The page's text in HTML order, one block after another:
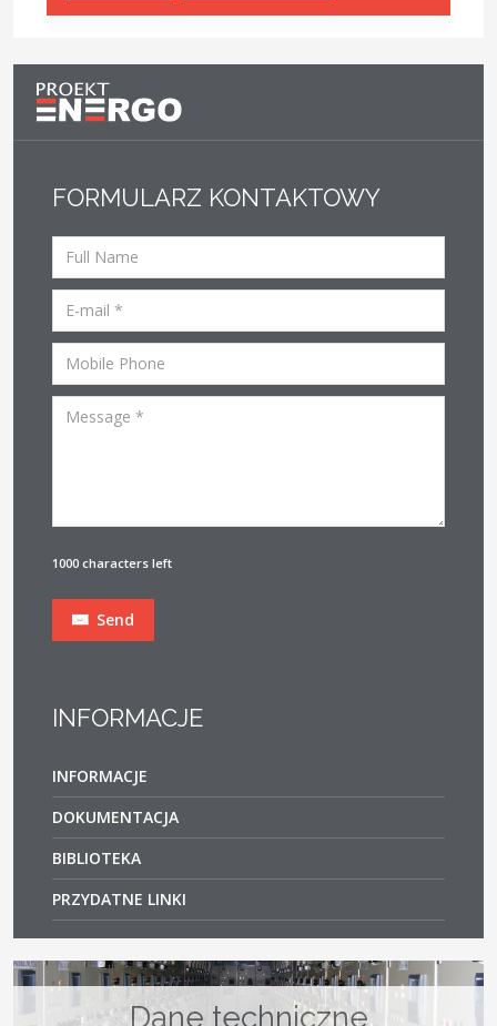
FORMULARZ KONTAKTOWY
1000 characters left
Send
INFORMACJE
INFORMACJE
DOKUMENTACJA
BIBLIOTEKA
PRZYDATNE LINKI
Dane techniczne